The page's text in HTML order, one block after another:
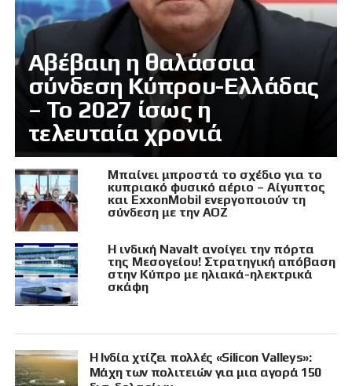
Αβέβαιη η θαλάσσια
σύνδεση Κύπρου-Ελλάδας
– Το 2027 ίσως η
τελευταία χρονιά
Μπαίνει μπροστά το σχέδιο για το
κυπριακό φυσικό αέριο – Αίγυπτος
και ExxonMobil ενεργοποιούν τη
σύνδεση με την ΑΟΖ
Η ινδική Navalt ανοίγει την πόρτα
της Μεσογείου! Στρατηγική απόβαση
στην Κύπρο με ηλιακά-ηλεκτρικά
σκάφη
Η Ινδία χτίζει πολλές «Silicon Valleys»:
Μάχη των πολιτειών για μια αγορά 150